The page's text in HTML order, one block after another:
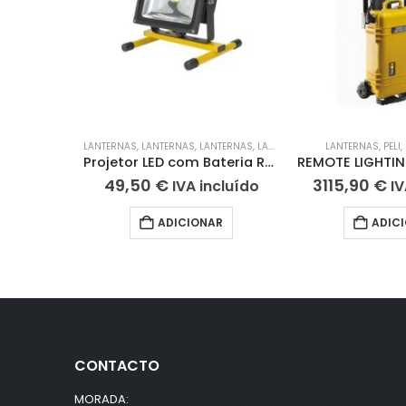
LANTERNAS, LANTERNAS, LANTERNAS, LANTERNAS LANTERNAS,
Projetor LED com Bateria Recarregavel 20W IP65
49,50 € IVA incluído
ADICIONAR
LANTERNAS, PELI,
3115,90 €
CONTACTO
MORADA: